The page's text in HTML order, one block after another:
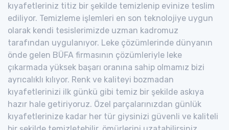
kıyafetleriniz titiz bir şekilde temizlenip evinize teslim
ediliyor. Temizleme işlemleri en son teknolojiye uygun
olarak kendi tesislerimizde uzman kadromuz
tarafından uygulanıyor. Leke çözümlerinde dünyanın
önde gelen BÜFA firmasının çözümleriyle leke
çıkarmada yüksek başarı oranına sahip olmamız bizi
ayrıcalıklı kılıyor. Renk ve kaliteyi bozmadan
kıyafetlerinizi ilk günkü gibi temiz bir şekilde askıya
hazır hale getiriyoruz. Özel parçalarınızdan günlük
kıyafetlerinize kadar her tür giysinizi güvenli ve kaliteli